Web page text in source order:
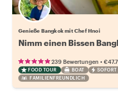
Genieße Bangkok mit Chef Hnoi
Nimm einen Bissen
239 Bewertungen •
FOOD TOUR BOAT
SOFORT
FAMILIENFREUNDLICH